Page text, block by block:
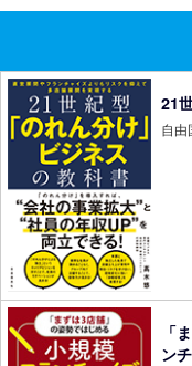
21
自
「
ン